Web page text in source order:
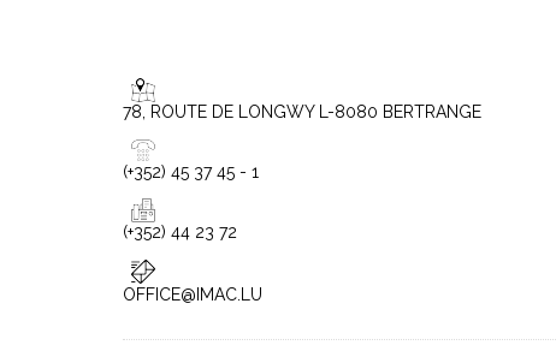
78, ROUTE DE LONGWY L-8080 BERTRANGE
(+352) 45 37 45 - 1
(+352) 44 23 72
OFFICE@IMAC.LU